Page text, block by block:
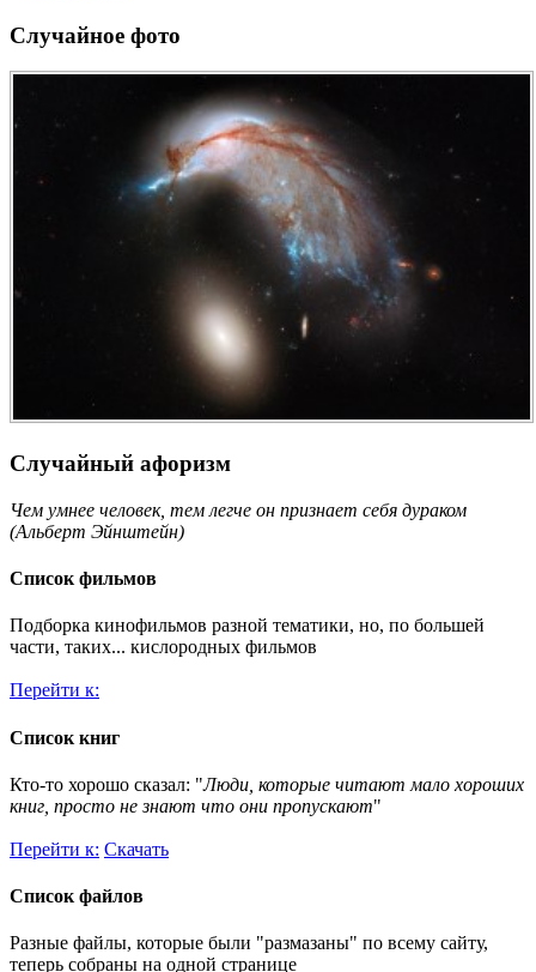
Случайное фото
Случайный афоризм
Чем умнее человек, тем легче он признает себя дураком
(Альберт Эйнштейн)
Список фильмов
Подборка кинофильмов разной тематики, но, по большей
части, таких... кислородных фильмов
Перейти к:
Список книг
Кто-то хорошо сказал: "Люди, которые читают мало хороших
книг, просто не знают что они пропускают"
Перейти к: Скачать
Список файлов
Разные файлы, которые были "размазаны" по всему сайту,
теперь собраны на одной странице